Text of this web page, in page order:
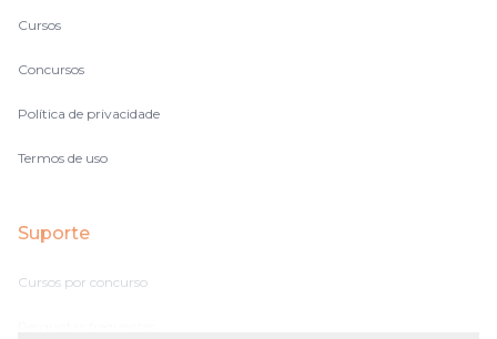
Cursos
Concursos
Política de privacidade
Termos de uso
Suporte
Cursos por concurso